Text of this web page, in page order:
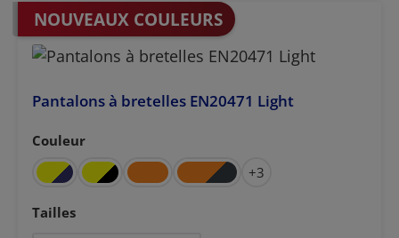
NOUVEAUX COULEURS
Pantalons à bretelles EN20471 Light
Sélectionnez
Couleur
+3
Sélectionnez
Tailles